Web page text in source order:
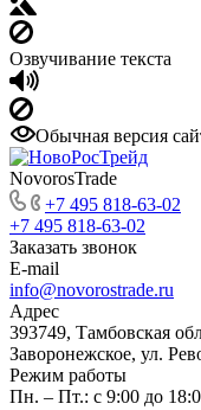
Озвучивание текста
Обычная версия
NovorosTrade
+7 495 818-63-02
+7 495 818-63-02
Заказать звонок
E-mail
info@novorostrade.ru
Адрес
393749, Тамбовская
Заворонежское, ул.
Режим работы
Пн. – Пт.: с 9:00 до